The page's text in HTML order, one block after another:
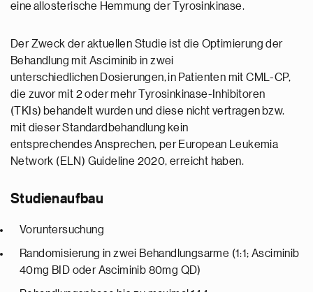
eine allosterische Hemmung der Tyrosinkinase.
Der Zweck der aktuellen Studie ist die Optimierung der
Behandlung mit Asciminib in zwei
unterschiedlichen Dosierungen, in Patienten mit CML-CP,
die zuvor mit 2 oder mehr Tyrosinkinase-Inhibitoren
(TKIs) behandelt wurden und diese nicht vertragen bzw.
mit dieser Standardbehandlung kein
entsprechendes Ansprechen, per European Leukemia
Network (ELN) Guideline 2020, erreicht haben.
Studienaufbau
Voruntersuchung
Randomisierung in zwei Behandlungsarme (1:1; Asciminib
40mg BID oder Asciminib 80mg QD)